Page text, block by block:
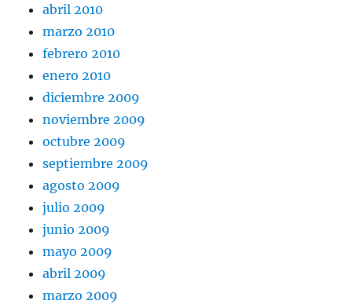
abril 2010
marzo 2010
febrero 2010
enero 2010
diciembre 2009
noviembre 2009
octubre 2009
septiembre 2009
agosto 2009
julio 2009
junio 2009
mayo 2009
abril 2009
marzo 2009